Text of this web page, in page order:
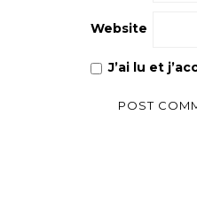
Website
J’ai lu et